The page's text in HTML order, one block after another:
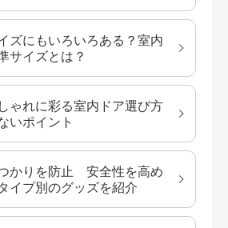
ズにもいろいろある？室内
サイズとは？
ゃれに彩る室内ドア選び方
いポイント
かりを防止 安全性を高め
イプ別のグッズを紹介